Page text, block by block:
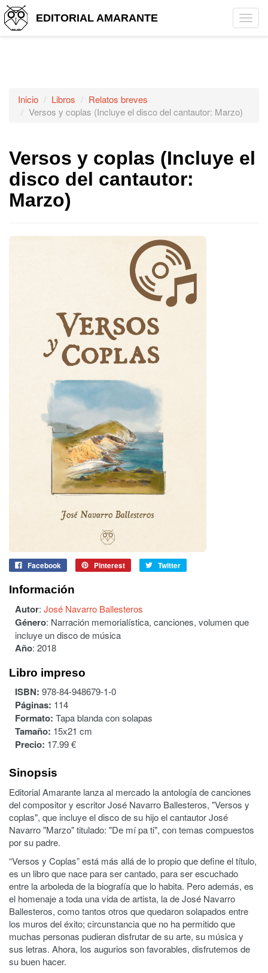
EDITORIAL AMARANTE
Inicio Libros
Relatos breves
Versos y coplas (Incluye el disco del cantautor: Marzo)
Versos y coplas (Incluye el
disco del cantautor:
Marzo)
Facebook Pinterest Twitter
Información
Autor: José Navarro Ballesteros
Género: Narración memorialística, canciones, volumen que
incluye un disco de música
Año: 2018
Libro impreso
ISBN: 978-84-948679-1-0
Páginas: 114
Formato: Tapa blanda con solapas
Tamaño: 15x21 cm
Precio: 17.99 €
Sinopsis
Editorial Amarante lanza al mercado la antología de canciones
del compositor y escritor José Navarro Ballesteros, "Versos y
coplas", que incluye el disco de su hijo el cantautor José
Navarro "Marzo" titulado: "De mí pa ti", con temas compuestos
por su padre.
“Versos y Coplas” está más allá de lo propio que define el título,
es un libro que nace para ser cantado, para ser escuchado
entre la arboleda de la biografía que lo habita. Pero además, es
el homenaje a toda una vida de artista, la de José Navarro
Ballesteros, como tantos otros que quedaron solapados entre
los muros del éxito; circunstancia que no ha permitido que
muchas personas pudieran disfrutar de su arte, su música y
sus letras. Ahora, los augurios son favorables, disfrutemos de
su buen hacer.